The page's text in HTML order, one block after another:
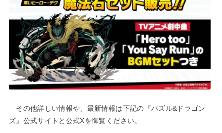
その他詳しい情報や、最新情報は下記の『パズル&ドラゴン
ズ』公式サイトと公式Xを御覧ください。